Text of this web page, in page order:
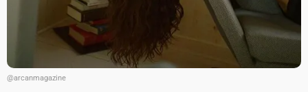
@arcanmagazine